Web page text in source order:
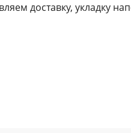
доставку, укладку